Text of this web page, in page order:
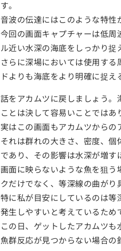
す。
音波の伝達にはこのような特性
今回の画面キャプチャーは低
ル近い水深の海底をしっかり捉
さらに深場においては使用す
ドよりも海底をより明確に捉え
話をアカムツに戻しましょう
ことは決して容易いことではあ
実はこの画面もアカムツからの
それは群れの大きさ、密度、
であり、その影響は水深が増す
画面に映らないような魚を狙
クだけでなく、等深線の曲がり
特に私が目安にしているのは
発生しやすいと考えているため
この日、ゲットしたアカムツも
魚群反応が見つからない場合